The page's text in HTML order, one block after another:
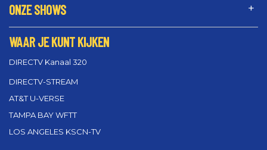
ONZE SHOWS
WAAR JE KUNT KIJKEN
DIRECTV Kanaal 320
DIRECTV-STREAM
AT&T U-VERSE
TAMPA BAY WFTT
LOS ANGELES KSCN-TV